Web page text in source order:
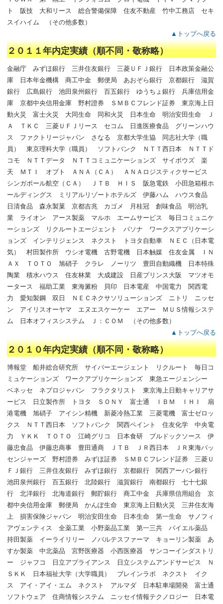
ト 阪技 大和リース 総合警備保障 住友不動産 竹中工務店 セキ
スイハイム （その他多数）
▲トップへ戻る
２０１１年内定実績（順不同・敬称略）
金融庁 みずほ銀行 三井住友銀行 三菱ＵＦＪ銀行 日本政策金融公
庫 日本年金機構 商工中金 郵便局 あおぞら銀行 京都銀行 滋賀
銀行 広島銀行 池田泉州銀行 百五銀行 ゆうちょ銀行 兵庫信用金
庫 京都中央信用金庫 野村證券 ＳＭＢＣフレンド証券 東京海上日
動火災 富士火災 大同生命 同和火災 日本生命 明治安田生命 Ｊ
Ａ ＴＫＣ 三菱ＵＦＪリース セコム 日進医療食品 グリーンハウ
ス ファクトリージャパン さなる 京都大学生協 同志社大学（職
員） 東京理科大学（職員） ソフトバンク ＮＴＴ西日本 ＮＴＴド
コモ ＮＴＴデータ ＮＴＴコミュニケーションズ サイボウズ 楽
天 ＭＴＩ オプト ＡＮＡ（ＣＡ） ＡＮＡロジスティクサービス
シンガポール航空（ＣＡ） ＪＴＢ ＨＩＳ 阪急電鉄 小田急箱根ホ
ールディングス ミリアルリゾートホテルズ 伊藤ハム ハウス食品
日清食品 森永製菓 京都吉兆 カゴメ 月桂冠 創味食品 明治乳
業 ライオン アース製薬 マルホ エームサービス 毎日コミュニケ
ーションズ リクルートエージェント パソナ ワークスアプリケーシ
ョンズ インテリジェンス ネクスト トヨタ自動車 ＮＥＣ（日本電
気） 村田製作所 ウシオ電機 古野電機 日本触媒 住友金属 ＩＮ
ＡＸ ＴＯＴＯ 旭硝子 クラレ ノーリツ 豊田自動織機 日本特殊
陶業 積水ハウス 住友林業 大成建設 日産プリンス大阪 マツオモ
ータース 福助工業 東海澱粉 貝印 日本電産 中国電力 関西電
力 愛知製鋼 双日 ＮＥＣネクサソリューションズ ニトリ ニッセ
ン アイリスオーヤマ エヌエスケーケー エアー ＭＵＳ情報システ
ム 日本オフィスシステム Ｊ：ＣＯＭ （その他多数）
▲トップへ戻る
２０１０年内定実績（順不同・敬称略）
博報堂 船井総合研究所 サイバーエージェント リクルート 毎日コ
ミュケーションズ ワークアプリケーションズ 東急エージェンシー
ベネッセ ネプロジャパン フラクタリスト 東京海上日動キャリアサ
ービス 日立製作所 トヨタ ＳＯＮＹ 富士通 ＩＢＭ ＩＨＩ 扇
港電機 旭硝子 アイシン精機 新菱冷熱工業 三菱電機 富士ゼロッ
クス ＮＴＴ西日本 ソフトバンク 関西ペイント 住友化学 中央電
力 ＹＫＫ ＴＯＴＯ 江崎グリコ 日本食研 ブルドックソース 伊
藤忠食品 伊藤忠商事 豊田通商 ＪＴＢ ＪＲ西日本 ＪＲ東海パッ
センジャーズ 野村證券 みずほ証券 ＳＭＢＣフレンド証券 三菱Ｕ
ＦＪ銀行 三井住友銀行 みずほ銀行 京都銀行 関西アーバン銀行
池田泉州銀行 百五銀行 北陸銀行 滋賀銀行 南都銀行 七十七銀
行 北洋銀行 北海道銀行 郵貯銀行 商工中金 兵庫県信用組合 京
都中央信用金庫 郵便局 かんぽ生命 東京海上日動火災 三井住友海
上 損害保険ジャパン 明治安田生命 日本生命 第一生命 サノフィ
アヴェンティス 全薬工業 小野薬品工業 第一三共 バイエル薬品
持田製薬 イーライリリー ノバルテスファーマ キョーリン製薬 あ
すか製薬 中北薬品 宮野医療器 小西医療器 サンコーインダストリ
ー ジャフコ 日立アプライアンス 日立システムアンドサービス Ｎ
ＳＫＫ 日本福祉大学（大学職員） ブレインラボ ネクスト イク
ス アイ・アイ・エム ネクスト アルマダ 日本駐車場開発 富士通
ソフトウェア 住商情報システム ニッセイ情報テクノロジー 日本電